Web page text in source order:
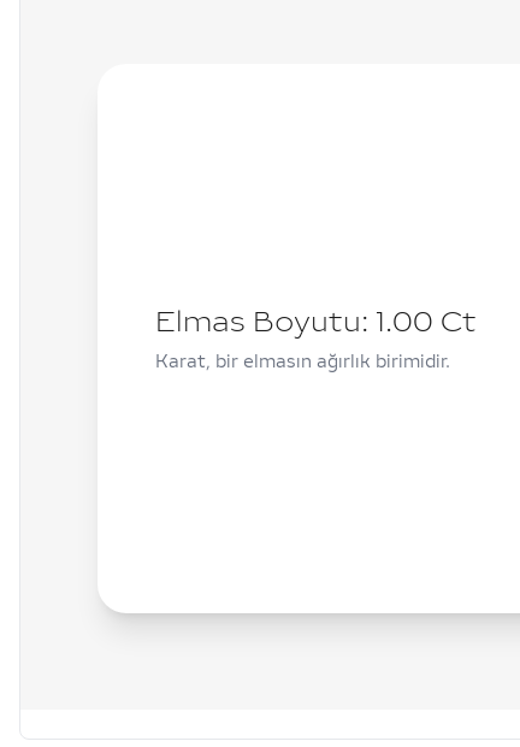
Elmas Boyutu: 1.00 Ct
Karat, bir elmasın ağırlık birimidir.